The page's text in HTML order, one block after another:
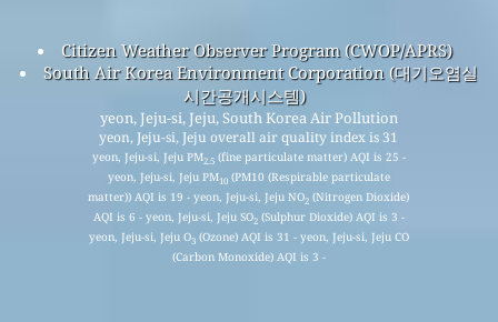
Citizen Weather Observer Program (CWOP/APRS)
South Air Korea Environment Corporation (대기오염실
시간공개시스템)
yeon, Jeju-si, Jeju, South Korea Air Pollution
yeon, Jeju-si, Jeju overall air quality index is 31
yeon, Jeju-si, Jeju PM2.5(fine particulate matter) AQI is 25 -
yeon, Jeju-si, Jeju PM10(PM10 (Respirable particulate
matter)) AQI is 19 - yeon, Jeju-si, Jeju NO2 (Nitrogen Dioxide)
AQI is 6 - yeon, Jeju-si, Jeju SO2(Sulphur Dioxide) AQI is 3 -
yeon, Jeju-si, Jeju O3(Ozone) AQI is 31 - yeon, Jeju-si, Jeju CO
(Carbon Monoxide) AQI is 3 -